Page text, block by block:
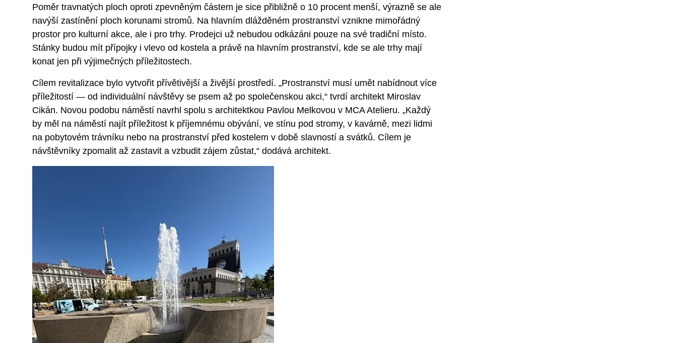
Poměr travnatých ploch oproti zpevněným částem je sice přibližně o 10 procent menší, výrazně se ale
navýší zastínění ploch korunami stromů. Na hlavním dlážděném prostranství vznikne mimořádný
prostor pro kulturní akce, ale i pro trhy. Prodejci už nebudou odkázáni pouze na své tradiční místo.
Stánky budou mít přípojky i vlevo od kostela a právě na hlavním prostranství, kde se ale trhy mají
konat jen při výjimečných příležitostech.
Cílem revitalizace bylo vytvořit přívětivější a živější prostředí. „Prostranství musí umět nabídnout více
příležitostí — od individuální návštěvy se psem až po společenskou akci,“ tvrdí architekt Miroslav
Cikán. Novou podobu náměstí navrhl spolu s architektkou Pavlou Melkovou v MCA Atelieru. „Každý
by měl na náměstí najít příležitost k příjemnému obývání, ve stínu pod stromy, v kavárně, mezi lidmi
na pobytovém trávníku nebo na prostranství před kostelem v době slavností a svátků. Cílem je
návštěvníky zpomalit až zastavit a vzbudit zájem zůstat,“ dodává architekt.